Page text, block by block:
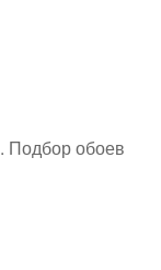
Подбор обоев